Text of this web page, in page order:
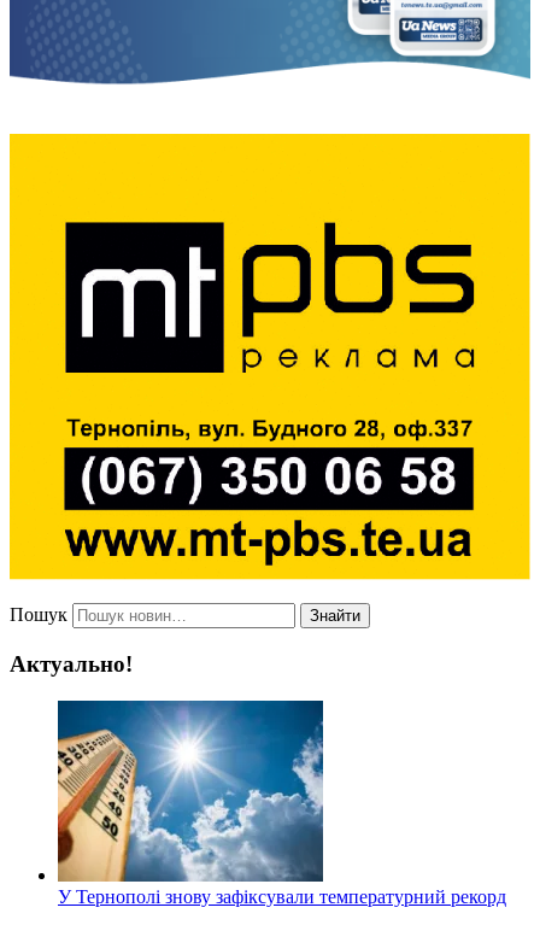
Пошук Знайти
Актуально!
У Тернополі знову зафіксували температурний рекорд